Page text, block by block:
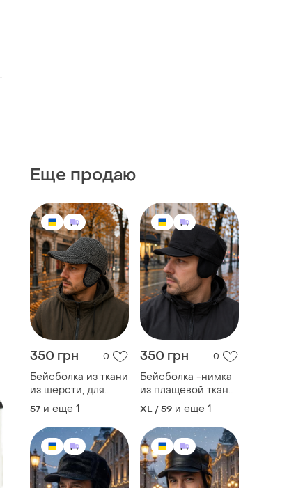
Еще продаю
350 грн 0
Бейсболка из ткани
из шерсти, для
мужчин с ушами на
осень и весну.
57 и еще 1
350 грн 0
Бейсболка -нимка
из плащевой ткани
на флисе, с ушами,
на осень и зиму.
XL / 59 и еще 1